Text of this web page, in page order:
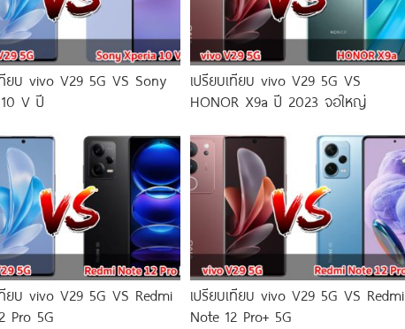
ทียบ vivo V29 5G VS Sony
V ปี
เปรียบเทียบ vivo V29 5G VS
HONOR X9a ปี 2023 จอใหญ่
ทียบ vivo V29 5G VS Redmi
Pro 5G
เปรียบเทียบ vivo V29 5G VS Redmi
Note 12 Pro+ 5G